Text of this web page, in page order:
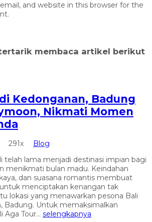
and website in this browser for the
membaca artikel berikut
Kedonganan, Badung
Nikmati Momen
291x
Blog
telah lama menjadi destinasi impian bagi
menikmati bulan madu. Keindahan
dan suasana romantis membuat
menciptakan kenangan tak
lokasi yang menawarkan pesona Bali
Badung. Untuk memaksimalkan
Aga Tour... selengkapnya